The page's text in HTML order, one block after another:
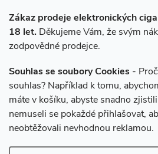
Zákaz prodeje elektronických
18 let. Děkujeme Vám, že svým
zodpovědné prodejce.
Souhlas se soubory Cookies -
souhlas? Například k tomu,
máte v košíku, abyste snadno
nemuseli se pokaždé přihlašovat,
neobtěžovali nevhodnou reklamou.
Instagram